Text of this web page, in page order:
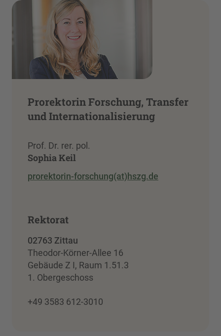
Prorektorin Forschung, Transfer
und Internationalisierung
Prof. Dr. rer. pol.
Sophia Keil
prorektorin-forschung(at)hszg.de
Rektorat
02763 Zittau
Theodor-Körner-Allee 16
Gebäude Z I, Raum 1.51.3
1. Obergeschoss
+49 3583 612-3010